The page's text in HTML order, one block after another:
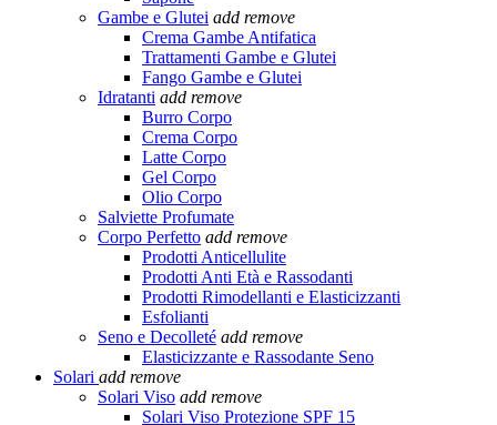
Gambe e Glutei add remove
Crema Gambe Antifatica
Trattamenti Gambe e Glutei
Fango Gambe e Glutei
Idratanti add remove
Burro Corpo
Crema Corpo
Latte Corpo
Gel Corpo
Olio Corpo
Salviette Profumate
Corpo Perfetto add remove
Prodotti Anticellulite
Prodotti Anti Età e Rassodanti
Prodotti Rimodellanti e Elasticizzanti
Esfolianti
Seno e Decolleté add remove
Elasticizzante e Rassodante Seno
Solari add remove
Solari Viso add remove
Solari Viso Protezione SPF 15